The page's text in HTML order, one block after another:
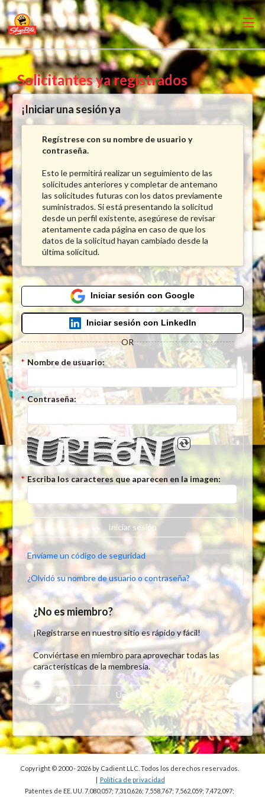
Solicitantes ya registrados
¡Iniciar una sesión ya
Regístrese con su nombre de usuario y
contraseña.
Esto le permitirá realizar un seguimiento de las
solicitudes anteriores y completar de antemano
las solicitudes futuras con los datos previamente
suministrados. Si está presentando la solicitud
desde un perfil existente, asegúrese de revisar
atentamente cada página en caso de que los
datos de la solicitud hayan cambiado desde la
última solicitud.
Iniciar sesión con Google
Iniciar sesión con LinkedIn
OR
* Nombre de usuario:
* Contraseña:
* Escriba los caracteres que aparecen en la imagen:
Iniciar sesión
Envíame un código de seguridad
¿Olvidó su nombre de usuario o contraseña?
¿No es miembro?
¡Registrarse en nuestro sitio es rápido y fácil!
Conviértase en miembro para aprovechar todas las
características de la membresía.
Únase ya
Copyright © 2000 - 2026 by Cadient LLC. Todos los derechos reservados.
| Política de privacidad
Patentes de EE. UU. 7,080,057; 7,310,626; 7,558,767; 7,562,059; 7,472,097;